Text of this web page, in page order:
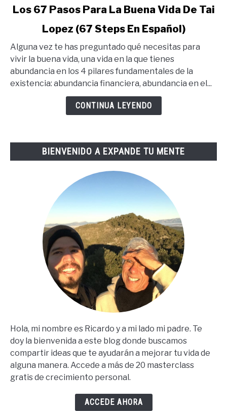
link
67
Pasos
Para
Steps
Los 67 Pasos Para La Buena Vida De Tai
Lopez (67 Steps En Español)
Alguna vez te has preguntado qué necesitas para
vivir la buena vida, una vida en la que tienes
abundancia en los 4 pilares fundamentales de la
existencia: abundancia financiera, abundancia en el...
CONTINUA LEYENDO
BIENVENIDO A EXPANDE TU MENTE
Hola, mi nombre es Ricardo y a mi lado mi padre. Te
doy la bienvenida a este blog donde buscamos
compartir ideas que te ayudarán a mejorar tu vida de
alguna manera. Accede a más de 20 masterclass
gratis de crecimiento personal.
ACCEDE AHORA